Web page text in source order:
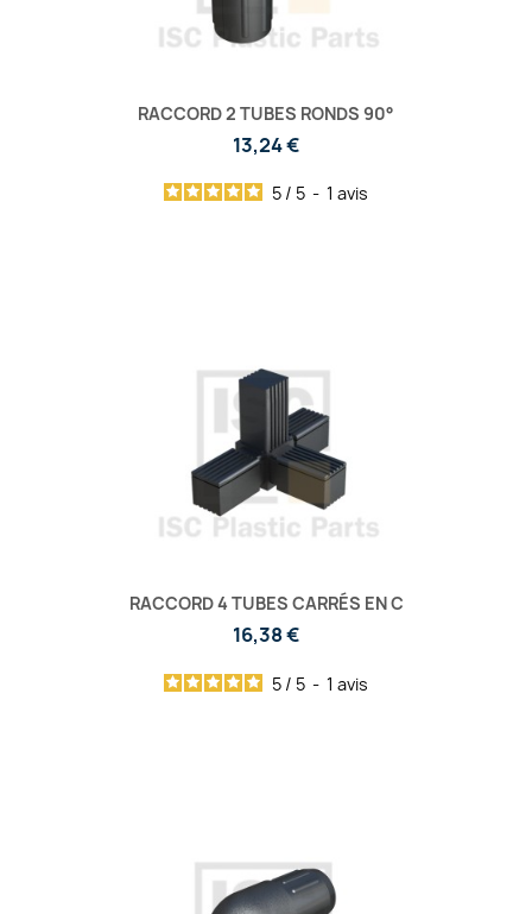
RACCORD 2 TUBES RONDS 90°
13,24 €
5 / 5 - 1 avis
RACCORD 4 TUBES CARRÉS EN C
16,38 €
5 / 5 - 1 avis